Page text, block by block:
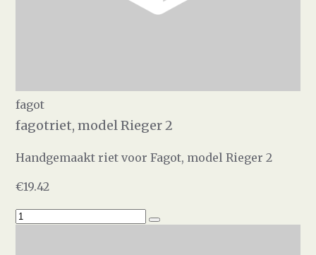
fagot
fagotriet, model Rieger 2
Handgemaakt riet voor Fagot, model Rieger 2
€19.42